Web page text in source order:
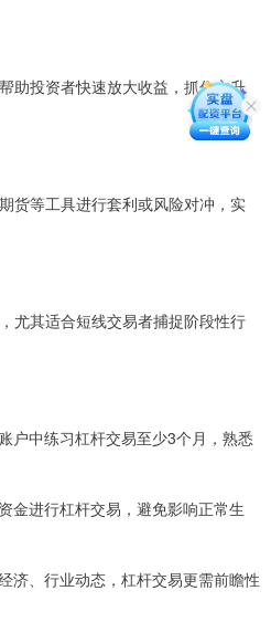
助投资者快速放大收益，抓住主升
货等工具进行套利或风险对冲，实
尤其适合短线交易者捕捉阶段性行
户中练习杠杆交易至少3个月，熟悉
金进行杠杆交易，避免影响正常生
济、行业动态，杠杆交易更需前瞻性